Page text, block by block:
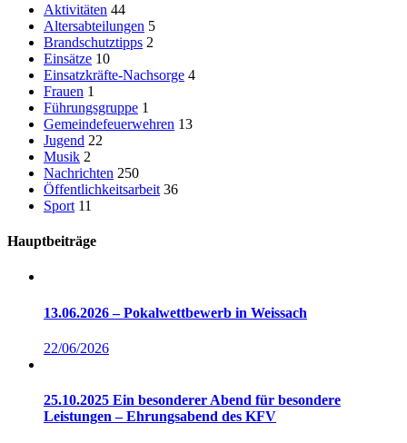
Aktivitäten 44
Altersabteilungen 5
Brandschutztipps 2
Einsätze 10
Einsatzkräfte-Nachsorge 4
Frauen 1
Führungsgruppe 1
Gemeindefeuerwehren 13
Jugend 22
Musik 2
Nachrichten 250
Öffentlichkeitsarbeit 36
Sport 11
Hauptbeiträge
13.06.2026 – Pokalwettbewerb in Weissach
22/06/2026
25.10.2025 Ein besonderer Abend für besondere
Leistungen – Ehrungsabend des KFV